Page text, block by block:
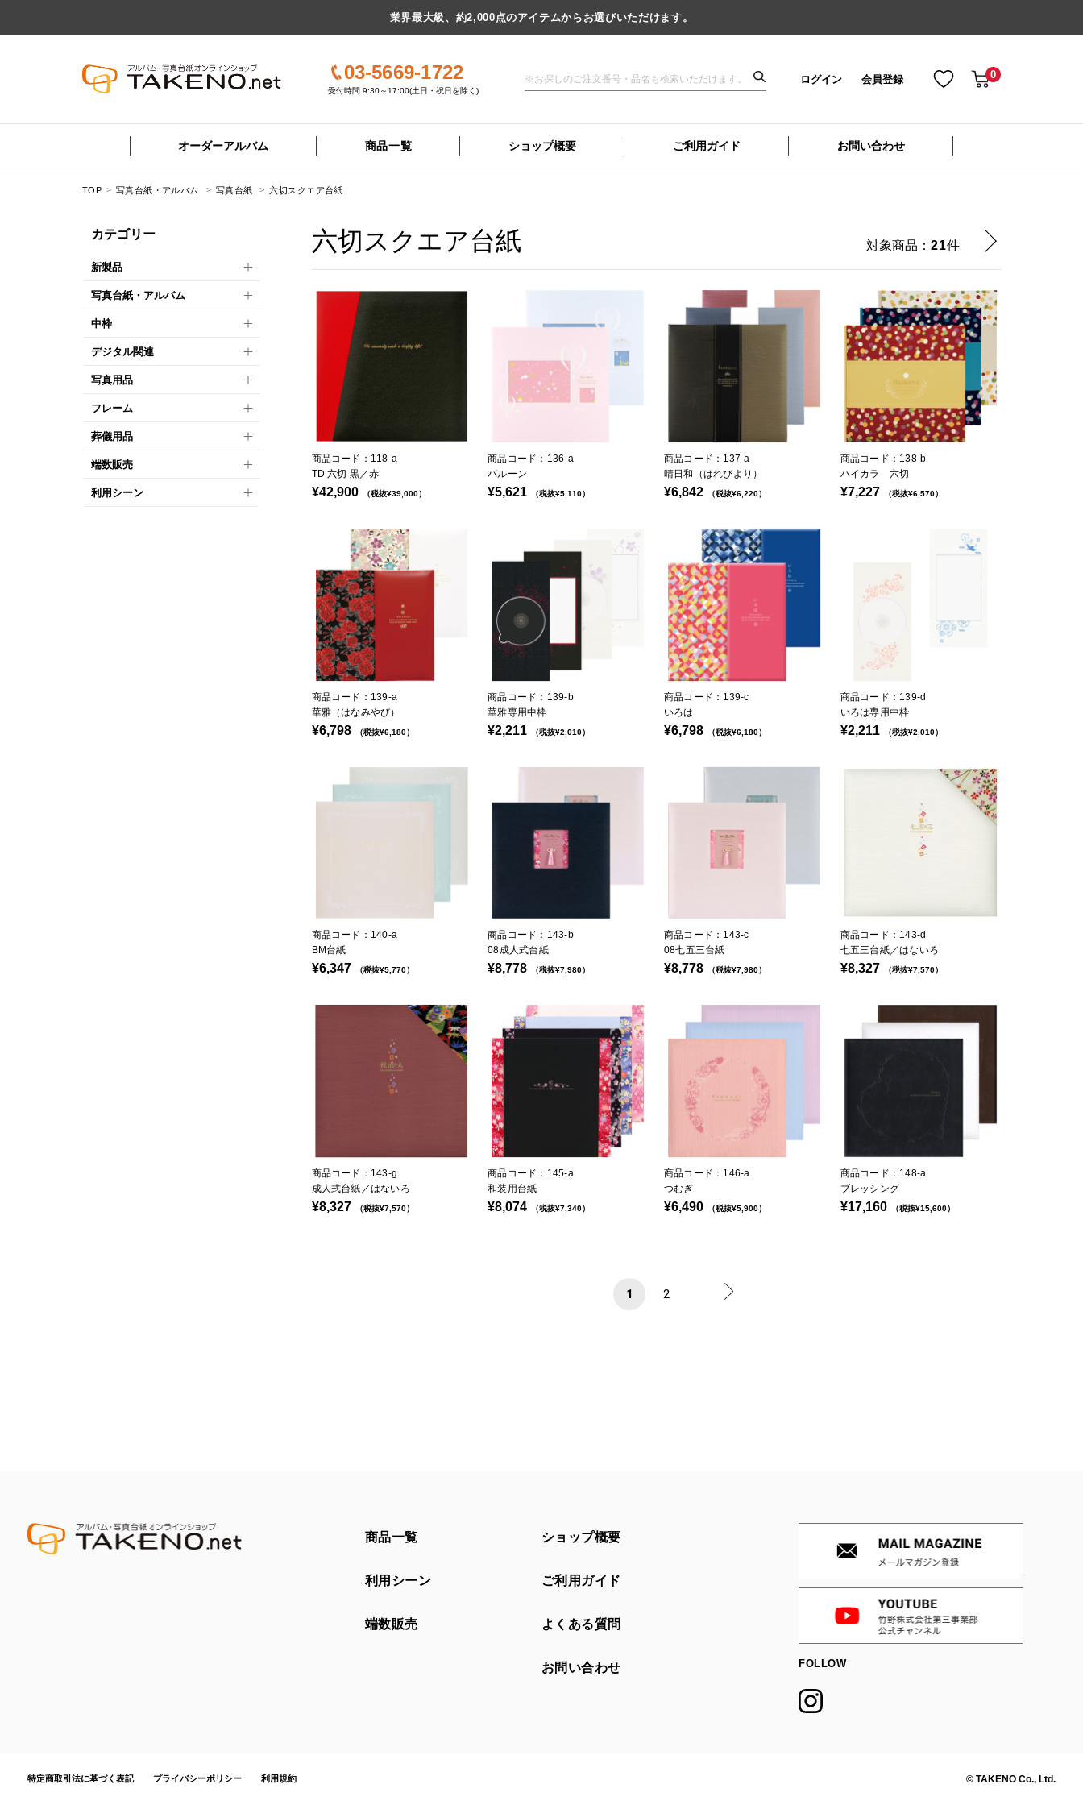
業界最大級、約2,000点のアイテムからお選びいただけます。
03-5669-1722
受付時間 9:30～17:00(土日・祝日を除く)
ログイン 会員登録 0
オーダーアルバム 商品一覧 ショップ概要 ご利用ガイド お問い合わせ
TOP 写真台紙・アルバム 写真台紙 六切スクエア台紙
カテゴリー
新製品
写真台紙・アルバム
中枠
デジタル関連
写真用品
フレーム
葬儀用品
端数販売
利用シーン
六切スクエア台紙 対象商品：21件
商品コード：118-a
TD 六切 黒／赤
¥42,900 （税抜¥39,000）
商品コード：136-a
バルーン
¥5,621 （税抜¥5,110）
商品コード：137-a
晴日和（はれびより）
¥6,842 （税抜¥6,220）
商品コード：138-b
ハイカラ 六切
¥7,227 （税抜¥6,570）
商品コード：139-a
華雅（はなみやび）
¥6,798 （税抜¥6,180）
商品コード：139-b
華雅専用中枠
¥2,211 （税抜¥2,010）
商品コード：139-c
いろは
¥6,798 （税抜¥6,180）
商品コード：139-d
いろは専用中枠
¥2,211 （税抜¥2,010）
商品コード：140-a
BM台紙
¥6,347 （税抜¥5,770）
商品コード：143-b
08成人式台紙
¥8,778 （税抜¥7,980）
商品コード：143-c
08七五三台紙
¥8,778 （税抜¥7,980）
商品コード：143-d
七五三台紙／はないろ
¥8,327 （税抜¥7,570）
商品コード：143-g
成人式台紙／はないろ
¥8,327 （税抜¥7,570）
商品コード：145-a
和装用台紙
¥8,074 （税抜¥7,340）
商品コード：146-a
つむぎ
¥6,490 （税抜¥5,900）
商品コード：148-a
ブレッシング
¥17,160 （税抜¥15,600）
1 2
商品一覧
利用シーン
端数販売
ショップ概要
ご利用ガイド
よくある質問
お問い合わせ FOLLOW
特定商取引法に基づく表記 プライバシーポリシー 利用規約 © TAKENO Co., Ltd.